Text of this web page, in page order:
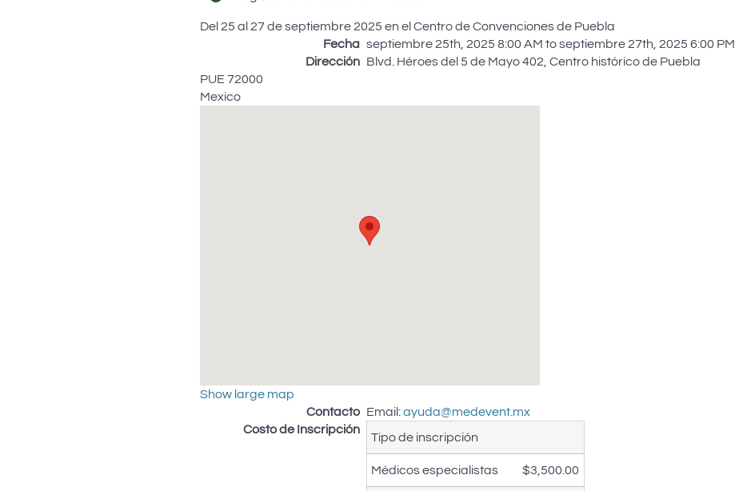
Del 25 al 27 de septiembre 2025 en el Centro de Convenciones de Puebla
Fecha septiembre 25th, 2025 8:00 AM to septiembre 27th, 2025 6:00 PM
Dirección Blvd. Héroes del 5 de Mayo 402, Centro histórico de Puebla
PUE 72000
Mexico
Show large map
Contacto Email:ayuda@medevent.mx
Costo de Inscripción
Tipo de inscripción
Médicos especialistas $3,500.00